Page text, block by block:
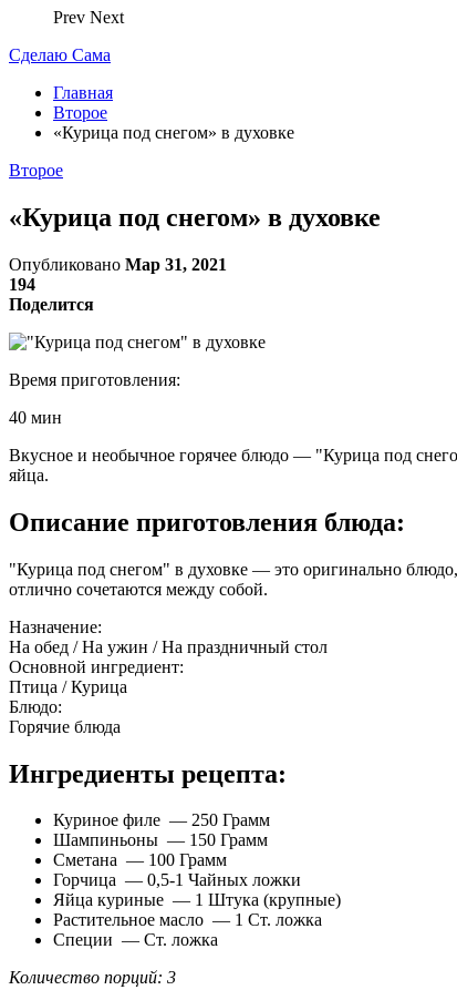
Prev Next
Сделаю Сама
Главная
Второе
«Курица под снегом» в духовке
Второе
«Курица под снегом» в духовке
Опубликовано Мар 31, 2021
194
Поделится
Время приготовления:
40 мин
Вкусное и необычное горячее блюдо — "Курица под
яйца.
Описание приготовления блюда:
"Курица под снегом" в духовке — это оригинально
отлично сочетаются между собой.
Назначение:
На обед / На ужин / На праздничный стол
Основной ингредиент:
Птица / Курица
Блюдо:
Горячие блюда
Ингредиенты рецепта:
Куриное филе — 250 Грамм
Шампиньоны — 150 Грамм
Сметана — 100 Грамм
Горчица — 0,5-1 Чайных ложки
Яйца куриные — 1 Штука (крупные)
Растительное масло — 1 Ст. ложка
Специи — Ст. ложка
Количество порций: 3